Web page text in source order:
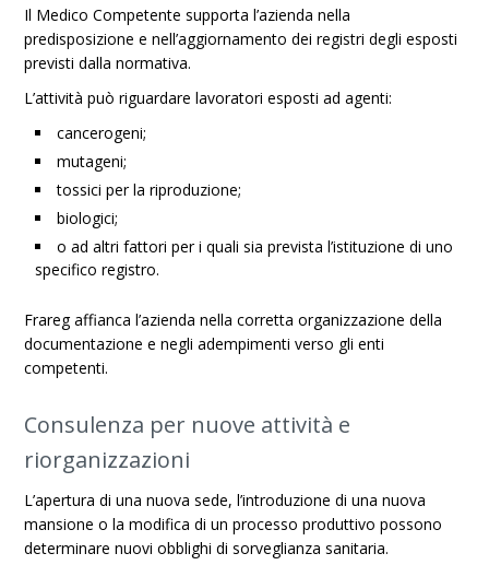
Il Medico Competente supporta l’azienda nella
predisposizione e nell’aggiornamento dei registri degli esposti
previsti dalla normativa.
L’attività può riguardare lavoratori esposti ad agenti:
cancerogeni;
mutageni;
tossici per la riproduzione;
biologici;
o ad altri fattori per i quali sia prevista l’istituzione di uno
specifico registro.
Frareg affianca l’azienda nella corretta organizzazione della
documentazione e negli adempimenti verso gli enti
competenti.
Consulenza per nuove attività e
riorganizzazioni
L’apertura di una nuova sede, l’introduzione di una nuova
mansione o la modifica di un processo produttivo possono
determinare nuovi obblighi di sorveglianza sanitaria.